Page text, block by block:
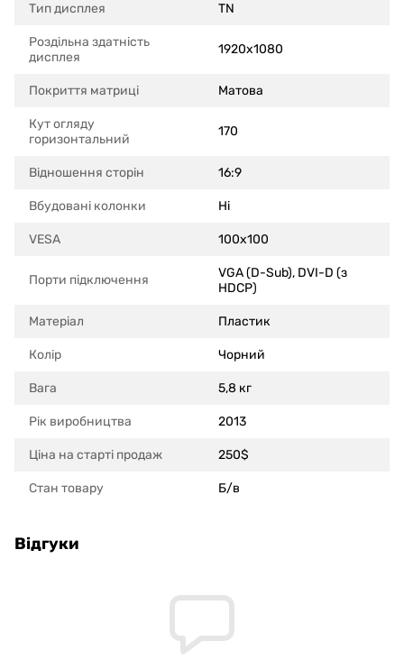
Тип дисплея TN
Роздільна здатність
дисплея
1920x1080
Покриття матриці Матова
Кут огляду
горизонтальний
170
Відношення сторін 16:9
Вбудовані колонки Ні
VESA 100x100
Порти підключення
VGA (D-Sub), DVI-D (з
HDCP)
Матеріал Пластик
Колір Чорний
Вага 5,8 кг
Рік виробництва 2013
Ціна на старті продаж 250$
Стан товару Б/в
Відгуки